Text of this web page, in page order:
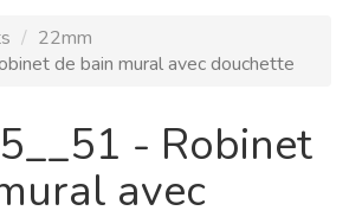
22mm
de bain mural avec douchette
- Robinet
avec